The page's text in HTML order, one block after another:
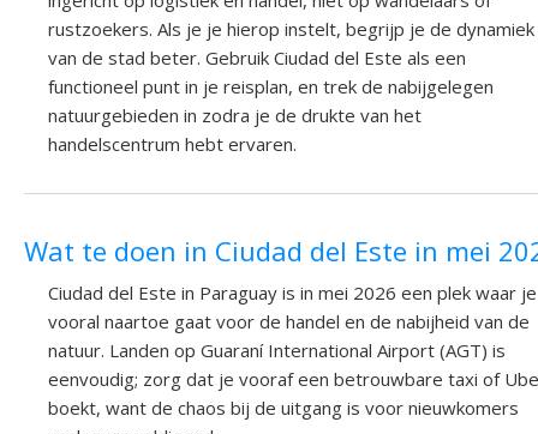
rustzoekers. Als je je hierop instelt, begrijp je de dynamiek
van de stad beter. Gebruik Ciudad del Este als een
functioneel punt in je reisplan, en trek de nabijgelegen
natuurgebieden in zodra je de drukte van het
handelscentrum hebt ervaren.
Wat te doen in Ciudad del Este in mei
Ciudad del Este in Paraguay is in mei 2026 een plek waar je
vooral naartoe gaat voor de handel en de nabijheid van de
natuur. Landen op Guaraní International Airport (AGT) is
eenvoudig; zorg dat je vooraf een betrouwbare taxi of
boekt, want de chaos bij de uitgang is voor nieuwkomers